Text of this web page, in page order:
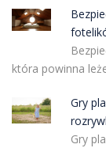
która powinna
Gry
Gry